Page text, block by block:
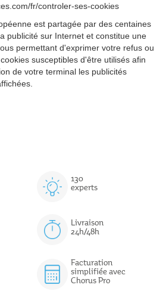
fr/controler-ses-cookies
est partagée par des centaines
publicité sur Internet et constitue une
permettant d'exprimer votre refus ou
susceptibles d'être utilisés afin
de votre terminal les publicités
130
experts
Livraison
24h/48h
Facturation
simplifiée avec
Chorus Pro